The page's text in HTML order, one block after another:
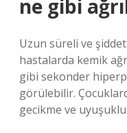
ne gibi
Uzun süreli ve
hastalarda kemik
gibi sekonder
görülebilir.
gecikme ve